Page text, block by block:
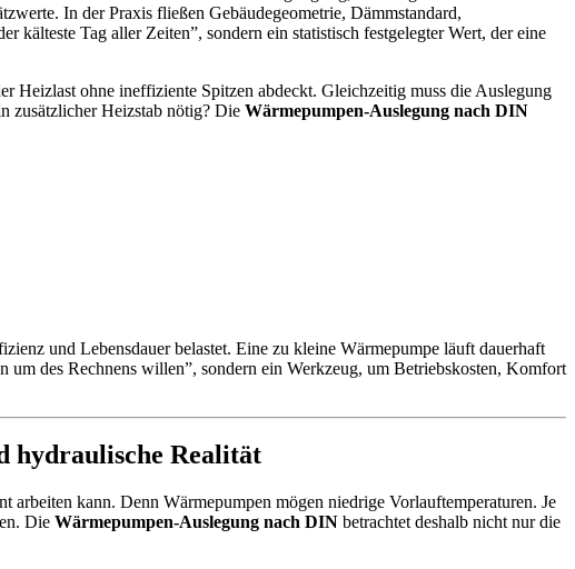
In der Praxis fließen Gebäudegeometrie, Dämmstandard,
Tag aller Zeiten”, sondern ein statistisch festgelegter Wert, der eine
Heizlast ohne ineffiziente Spitzen abdeckt. Gleichzeitig muss die Auslegung
zusätzlicher Heizstab nötig? Die Wärmepumpen-Auslegung nach DIN
und Lebensdauer belastet. Eine zu kleine Wärmepumpe läuft dauerhaft
um des Rechnens willen”, sondern ein Werkzeug, um Betriebskosten, Komfort
hydraulische Realität
kann. Denn Wärmepumpen mögen niedrige Vorlauftemperaturen. Je
Die Wärmepumpen-Auslegung nach DIN betrachtet deshalb nicht nur die